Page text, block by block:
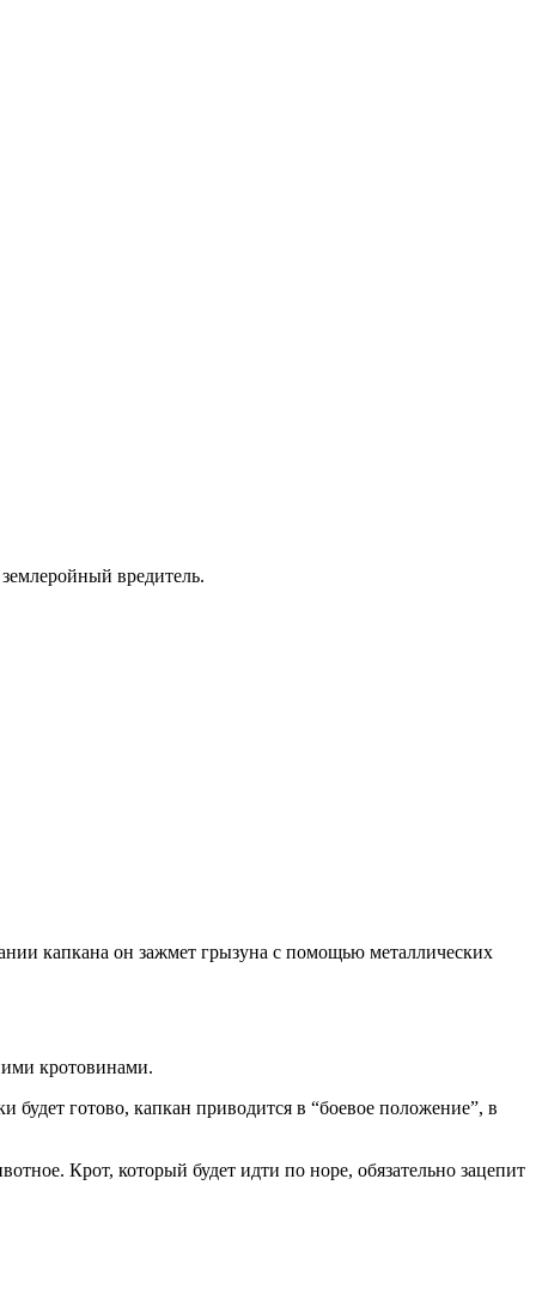
вредитель.
капкана он зажмет грызуна с помощью металлических
кротовинами.
будет готово, капкан приводится в “боевое положение”, в
Крот, который будет идти по норе, обязательно зацепит